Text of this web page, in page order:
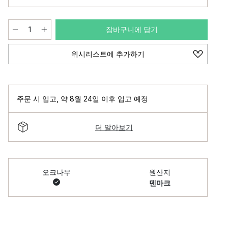
장바구니에 담기
위시리스트에 추가하기
주문 시 입고 약 8월 24일 이후 입고 예정
더 알아보기
오크나무
원산지
덴마크